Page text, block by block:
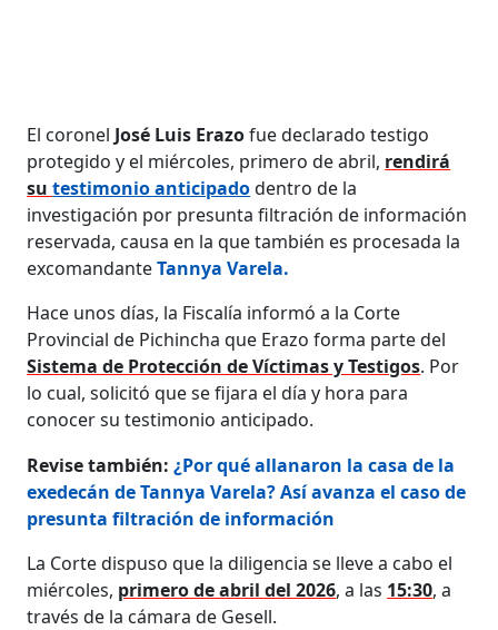
El coronel José Luis Erazofue declarado testigo
protegido y el miércoles, primero de abril, rendirá
sutestimonio anticipadodentro de la
investigación por presunta filtración de información
reservada, causa en la que también es procesada la
excomandanteTannya Varela.
Hace unos días, la Fiscalía informó a la Corte
Provincial de Pichincha que Erazo forma parte del
Sistema de Protección de Víctimas y Testigos. Por
lo cual, solicitó que se fijara el día y hora para
conocer su testimonio anticipado.
Revise también:¿Por qué allanaron la casa de la
exedecán de Tannya Varela? Así avanza el caso de
presunta filtración de información
La Corte dispuso que la diligencia se lleve a cabo el
miércoles, primero de abril del 2026, a las 15:30, a
través de la cámara de Gesell.